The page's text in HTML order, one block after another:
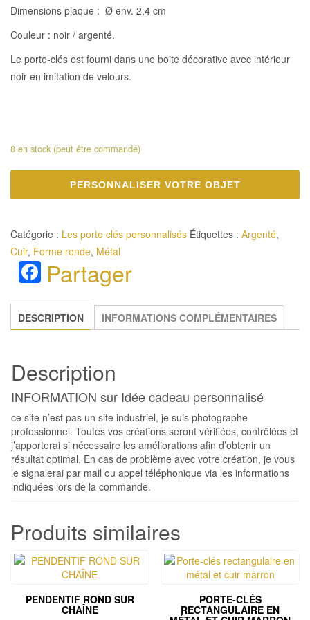
Dimensions plaque : Ø env. 2,4 cm
Couleur : noir / argenté.
Le porte­-clés est fourni dans une boite décorative avec intérieur
noir en imitation de velours.
8 en stock (peut être commandé)
PERSONNALISER VOTRE OBJET
Catégorie : Les porte clés personnalisés Étiquettes : Argenté,
Cuir, Forme ronde, Métal
Facebook
Partager
DESCRIPTION INFORMATIONS COMPLÉMENTAIRES
Description
INFORMATION sur Idée cadeau personnalisé
ce site n’est pas un site industriel, je suis photographe
professionnel. Toutes vos créations seront vérifiées, contrôlées et
j’apporterai si nécessaire les améliorations afin d’obtenir un
résultat optimal. En cas de problème avec votre création, je vous
le signalerai par mail ou appel téléphonique via les informations
indiquées lors de la commande.
Produits similaires
PENDENTIF ROND SUR
CHAÎNE
PORTE-CLÉS
RECTANGULAIRE EN